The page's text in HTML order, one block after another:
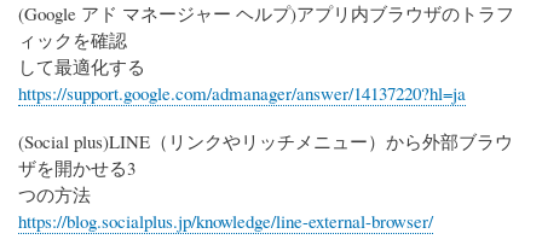
(Google アド マネージャー ヘルプ)アプリ内ブラウザのトラフ
ィックを確認
して最適化する
https://support.google.com/admanager/answer/14137220?hl=ja
(Social plus)LINE（リンクやリッチメニュー）から外部ブラウ
ザを開かせる3
つの方法
https://blog.socialplus.jp/knowledge/line-external-browser/